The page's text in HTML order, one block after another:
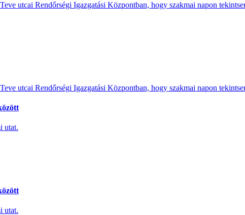
utcai Rendőrségi Igazgatási Központban, hogy szakmai napon
utcai Rendőrségi Igazgatási Központban, hogy szakmai napon
utat.
utat.